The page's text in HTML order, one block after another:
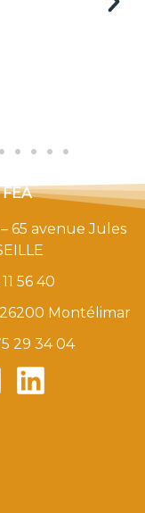
65 avenue Jules
56 40
Montélimar
29 34 04